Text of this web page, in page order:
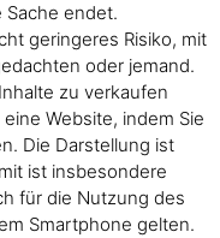
endet.
geringeres Risiko, mit
oder jemand.
zu verkaufen
Website, indem Sie
Die Darstellung ist
ist insbesondere
für die Nutzung des
Smartphone gelten.